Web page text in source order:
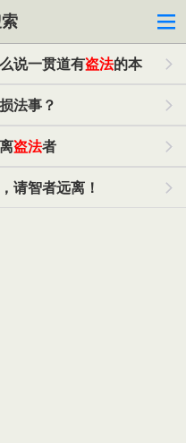
说一贯道有盗法的本
法事？
盗法者
请智者远离！